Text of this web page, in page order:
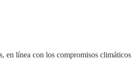
en línea con los compromisos climáticos